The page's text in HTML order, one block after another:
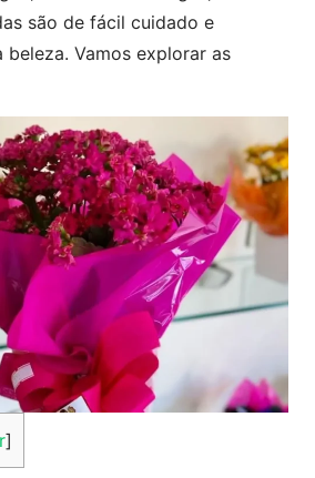
são de fácil cuidado e
beleza. Vamos explorar as
]